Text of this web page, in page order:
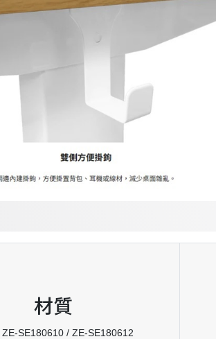
材質
ZE-SE180610 / ZE-SE180612